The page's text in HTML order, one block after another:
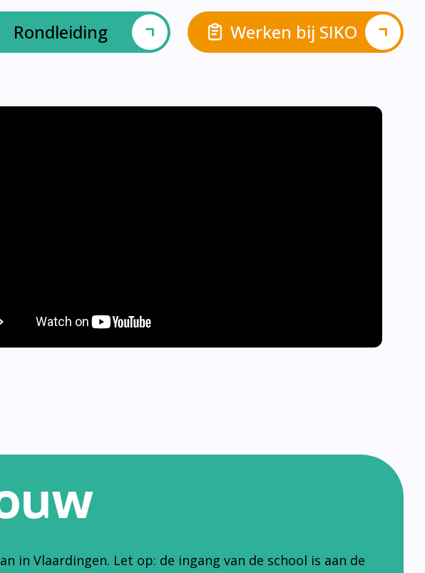
Rondleiding Werken bij SIKO
in Vlaardingen. Let op: de ingang van de school is aan de